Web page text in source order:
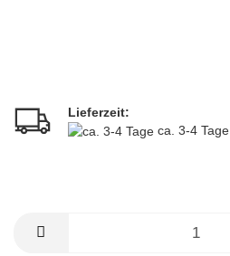
Lieferzeit:
ca. 3-4 Tage